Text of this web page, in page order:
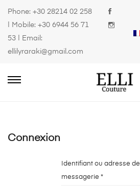
Phone: +30 28214 02 258
| Mobile: +30 6944 56 71
53 | Email:
ellilyraraki@gmail.com
Connexion
Identifiant ou adresse de
messagerie *Obligatoire